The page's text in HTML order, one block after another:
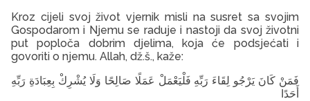
Kroz cijeli svoj život vjernik misli na susret sa svojim
Gospodarom i Njemu se raduje i nastoji da svoj životni
put poploča dobrim djelima, koja će podsjećati i
govoriti o njemu. Allah, dž.š., kaže:
فَمَنْ كَانَ يَرْجُو لِقَاءَ رَبِّهِ فَلْيَعْمَلْ عَمَلًا صَالِحًا وَلَا يُشْرِكْ بِعِبَادَةِ رَبِّهِ
أَحَدًا